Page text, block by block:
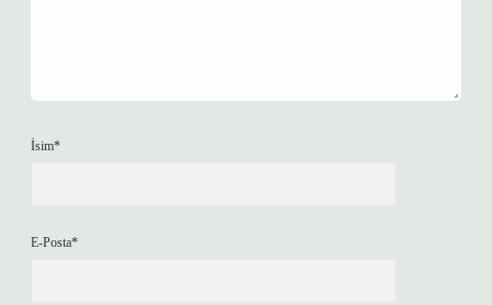
İsim*
E-Posta*